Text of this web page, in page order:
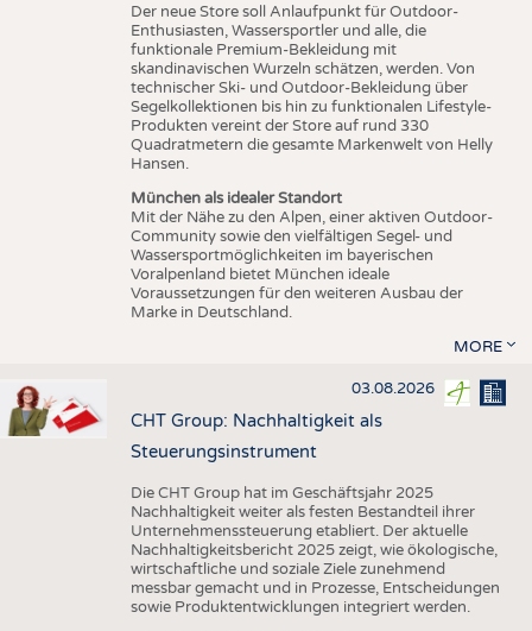
Der neue Store soll Anlaufpunkt für Outdoor-
Enthusiasten, Wassersportler und alle, die
funktionale Premium-Bekleidung mit
skandinavischen Wurzeln schätzen, werden. Von
technischer Ski- und Outdoor-Bekleidung über
Segelkollektionen bis hin zu funktionalen Lifestyle-
Produkten vereint der Store auf rund 330
Quadratmetern die gesamte Markenwelt von Helly
Hansen.
München als idealer Standort
Mit der Nähe zu den Alpen, einer aktiven Outdoor-
Community sowie den vielfältigen Segel- und
Wassersportmöglichkeiten im bayerischen
Voralpenland bietet München ideale
Voraussetzungen für den weiteren Ausbau der
Marke in Deutschland.
MORE
03.08.2026
CHT Group: Nachhaltigkeit als
Steuerungsinstrument
Die CHT Group hat im Geschäftsjahr 2025
Nachhaltigkeit weiter als festen Bestandteil ihrer
Unternehmenssteuerung etabliert. Der aktuelle
Nachhaltigkeitsbericht 2025 zeigt, wie ökologische,
wirtschaftliche und soziale Ziele zunehmend
messbar gemacht und in Prozesse, Entscheidungen
sowie Produktentwicklungen integriert werden.